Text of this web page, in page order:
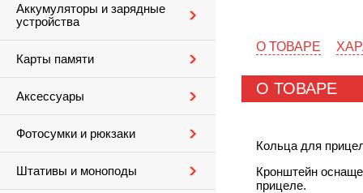
Аккумуляторы и зарядные
устройства
Карты памяти
Аксессуары
Фотосумки и рюкзаки
Штативы и моноподы
О ТОВАРЕ
О ТОВАРЕ
Кольца для
Кронштейн
прицеле.